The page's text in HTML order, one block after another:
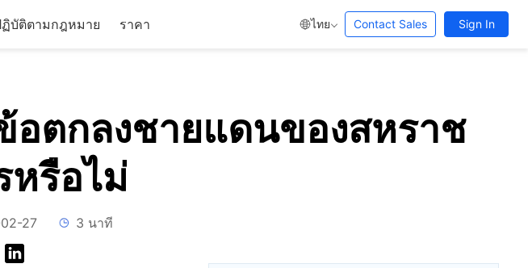
ฏิบัติตามกฎหมาย ราคา ไทย Contact Sales Sign In
อตกลงชายแดนของสหราช
รือไม่
27 3 นาที